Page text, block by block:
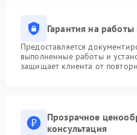
Гарантия на работы
Предоставляется
выполненные работы и
защищает клиента от
Прозрачное
консультация